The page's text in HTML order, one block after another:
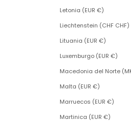
Letonia (EUR €)
Liechtenstein (CHF CHF)
Lituania (EUR €)
Luxemburgo (EUR €)
Macedonia del Norte
Malta (EUR €)
Marruecos (EUR €)
Martinica (EUR €)